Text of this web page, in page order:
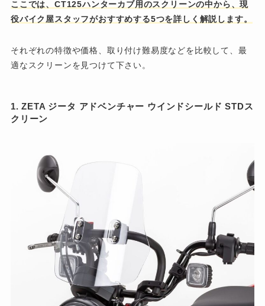
ここでは、CT125ハンターカブ用のスクリーンの中から、現
役バイク屋スタッフがおすすめする5つを詳しく解説します。
それぞれの特徴や価格、取り付け難易度などを比較して、最
適なスクリーンを見つけて下さい。
1. ZETA ジータ アドベンチャー ウインドシールド STDス
クリーン